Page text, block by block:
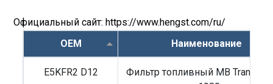
Официальный сайт: https://www.hengst.com/ru/
OEM
Наименование
E5KFR2 D12
Фильтр топливный MB